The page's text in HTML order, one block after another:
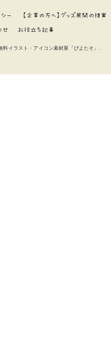
ー 【企業の方へ】グッズ展開の提案
せ お役立ち記事
イラスト・アイコン素材屋「ぴよたそ」.